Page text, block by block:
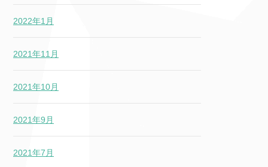
2022年1月
2021年11月
2021年10月
2021年9月
2021年7月